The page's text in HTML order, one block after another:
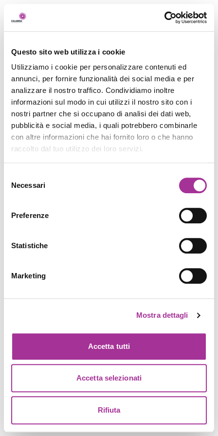
Questo sito web utilizza i cookie
Utilizziamo i cookie per personalizzare contenuti ed
annunci, per fornire funzionalità dei social media e per
analizzare il nostro traffico. Condividiamo inoltre
informazioni sul modo in cui utilizzi il nostro sito con i
nostri partner che si occupano di analisi dei dati web,
pubblicità e social media, i quali potrebbero combinarle
con altre informazioni che hai fornito loro o che hanno
raccolto dal tuo utilizzo dei loro servizi.
delNecessari
Preferenze
Statistiche
Marketing
Mostra dettagli
Accetta tutti
Accetta selezionati
Rifiuta